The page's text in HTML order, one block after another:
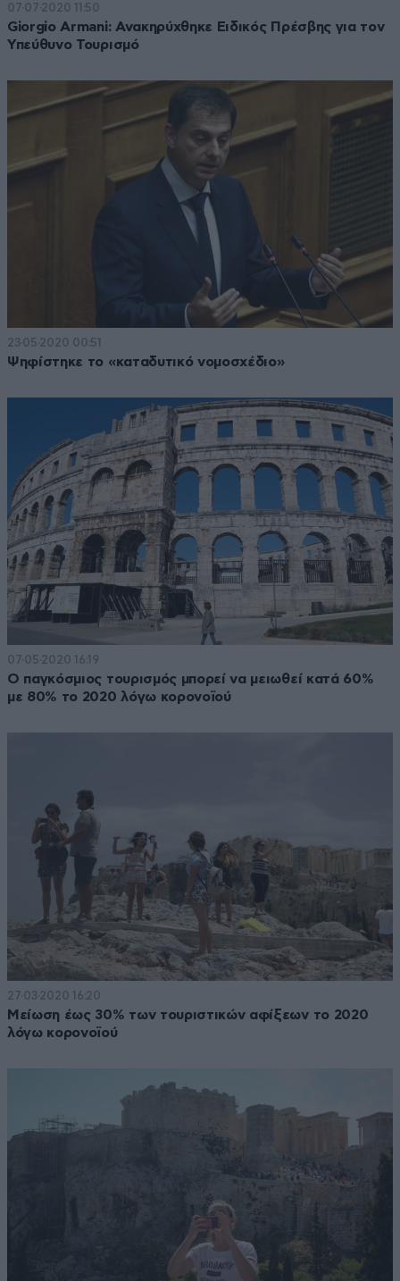
07·07·2020 11:50
Giorgio Armani: Ανακηρύχθηκε Ειδικός Πρέσβης για τον
Υπεύθυνο Τουρισμό
23·05·2020 00:51
Ψηφίστηκε το «καταδυτικό νομοσχέδιο»
07·05·2020 16:19
Ο παγκόσμιος τουρισμός μπορεί να μειωθεί κατά 60%
με 80% το 2020 λόγω κορονοϊού
27·03·2020 16:20
Μείωση έως 30% των τουριστικών αφίξεων το 2020
λόγω κορονοϊού